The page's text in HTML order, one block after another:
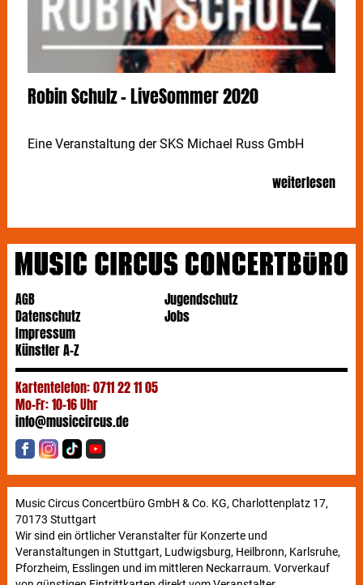
Robin Schulz - LiveSommer 2020
Eine Veranstaltung der SKS Michael Russ GmbH
weiterlesen
AGB
Datenschutz
Impressum
Jugendschutz
Jobs
Künstler A-Z
Kartentelefon: 0711 22 11 05
Mo-Fr: 10-16 Uhr
info@musiccircus.de
Music Circus Concertbüro GmbH & Co. KG, Charlottenplatz 17,
70173 Stuttgart
Wir sind ein örtlicher Veranstalter für Konzerte und
Veranstaltungen in Stuttgart, Ludwigsburg, Heilbronn, Karlsruhe,
Pforzheim, Esslingen und im mittleren Neckarraum. Vorverkauf